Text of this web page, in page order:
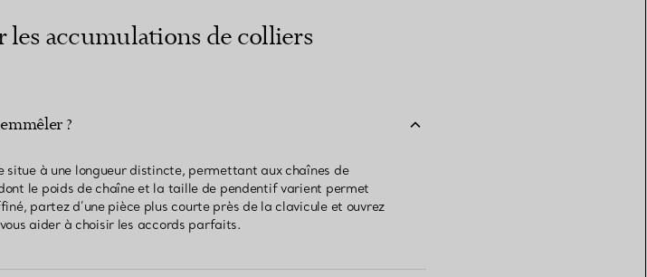
les accumulations de colliers
?
à une longueur distincte, permettant aux chaînes de
le poids de chaîne et la taille de pendentif varient permet
partez d’une pièce plus courte près de la clavicule et ouvrez
aider à choisir les accords parfaits.